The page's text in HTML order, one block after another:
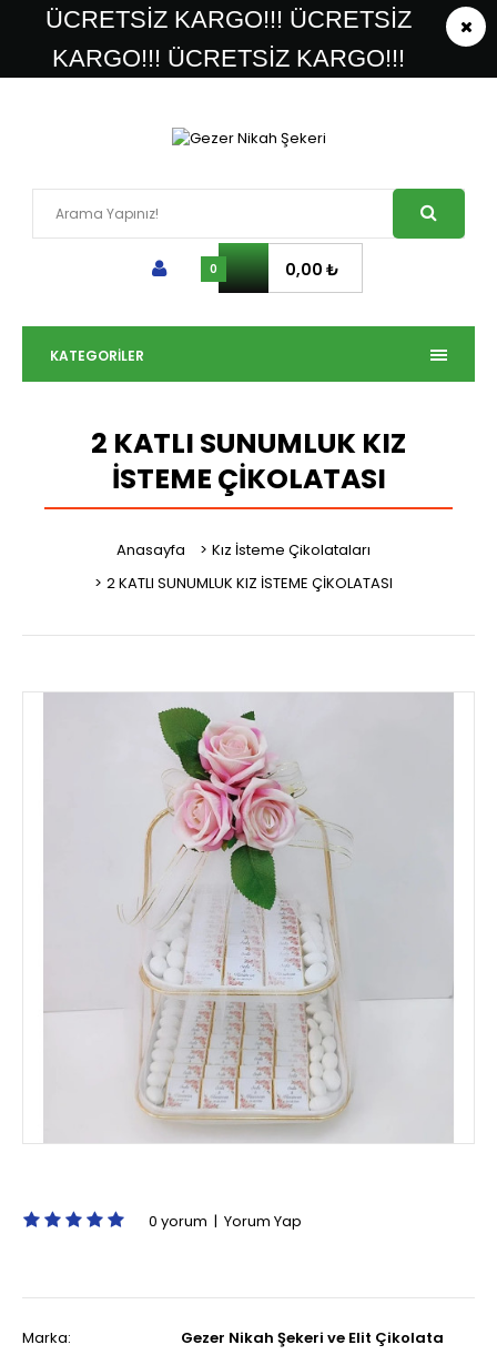
ÜCRETSİZ KARGO!!! ÜCRETSİZ
KARGO!!! ÜCRETSİZ KARGO!!!
0 0,00 ₺
KATEGORILER
2 KATLI SUNUMLUK KIZ
İSTEME ÇİKOLATASI
Anasayfa
Kız İsteme Çikolataları
2 KATLI SUNUMLUK KIZ İSTEME ÇİKOLATASI
0 yorum | Yorum Yap
Marka:
Gezer Nikah Şekeri ve Elit Çikolata